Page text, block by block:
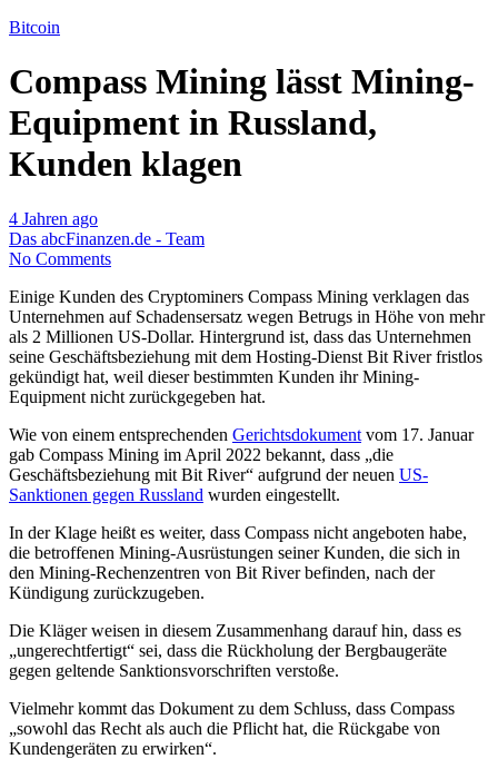
Bitcoin
Compass Mining lässt Mining-
Equipment in Russland,
Kunden klagen
4 Jahren ago
Das abcFinanzen.de - Team
No Comments
Einige Kunden des Cryptominers Compass Mining verklagen das
Unternehmen auf Schadensersatz wegen Betrugs in Höhe von mehr
als 2 Millionen US-Dollar. Hintergrund ist, dass das Unternehmen
seine Geschäftsbeziehung mit dem Hosting-Dienst Bit River fristlos
gekündigt hat, weil dieser bestimmten Kunden ihr Mining-
Equipment nicht zurückgegeben hat.
Wie von einem entsprechenden Gerichtsdokument vom 17. Januar
gab Compass Mining im April 2022 bekannt, dass „die
Geschäftsbeziehung mit Bit River“ aufgrund der neuen US-
Sanktionen gegen Russland wurden eingestellt.
In der Klage heißt es weiter, dass Compass nicht angeboten habe,
die betroffenen Mining-Ausrüstungen seiner Kunden, die sich in
den Mining-Rechenzentren von Bit River befinden, nach der
Kündigung zurückzugeben.
Die Kläger weisen in diesem Zusammenhang darauf hin, dass es
„ungerechtfertigt“ sei, dass die Rückholung der Bergbaugeräte
gegen geltende Sanktionsvorschriften verstoße.
Vielmehr kommt das Dokument zu dem Schluss, dass Compass
„sowohl das Recht als auch die Pflicht hat, die Rückgabe von
Kundengeräten zu erwirken“.